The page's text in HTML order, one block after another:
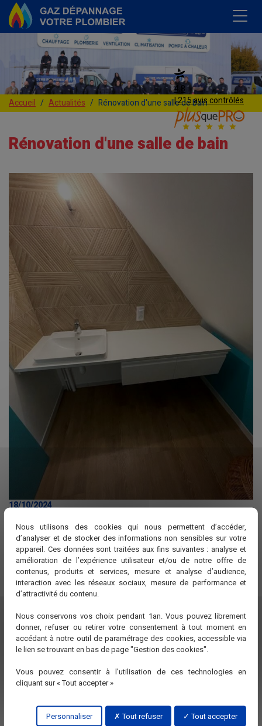
4,8
| 215 avis contrôlés
Accueil Actualités Rénovation d'une salle de bain
Rénovation d'une salle de bain
18/10/2024
Réfection d'une salle de bain après un incendie.
Nous utilisons des cookies qui nous permettent d’accéder,
d’analyser et de stocker des informations non sensibles sur votre
appareil. Ces données sont traitées aux fins suivantes : analyse et
amélioration de l’expérience utilisateur et/ou de notre offre de
contenus, produits et services, mesure et analyse d’audience,
interaction avec les réseaux sociaux, mesure de performance et
d’attractivité du contenu.
Nous conservons vos choix pendant 1an. Vous pouvez librement
donner, refuser ou retirer votre consentement à tout moment en
accédant à notre outil de paramétrage des cookies, accessible via
le lien se trouvant en bas de page "Gestion des cookies".
Vous pouvez consentir à l’utilisation de ces technologies en
cliquant sur « Tout accepter »
Tout accepter
Tout refuser
Personnaliser